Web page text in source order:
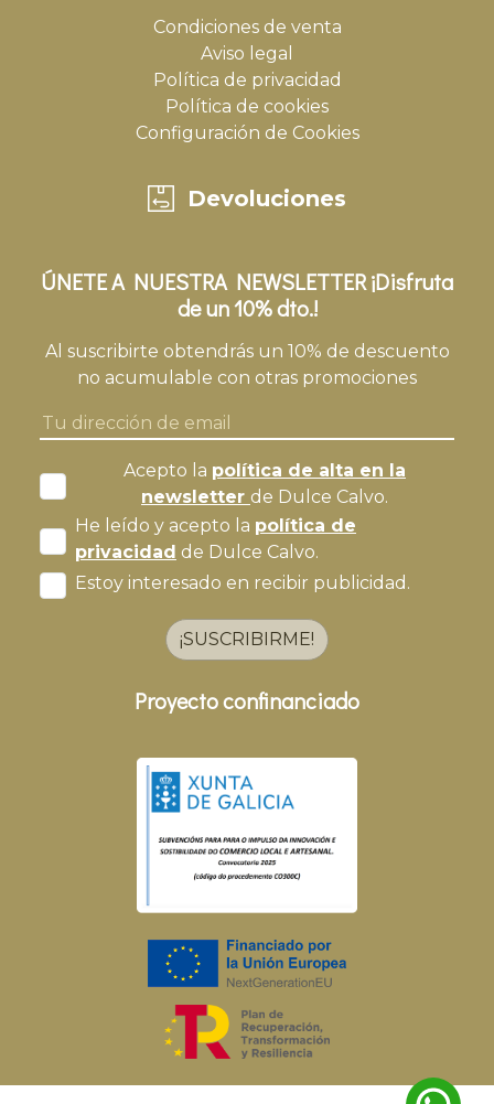
Condiciones de venta
Aviso legal
Política de privacidad
Política de cookies
Configuración de Cookies
Devoluciones
ÚNETE A NUESTRA NEWSLETTER ¡Disfruta
de un 10% dto.!
Al suscribirte obtendrás un 10% de descuento
no acumulable con otras promociones
Acepto la política de alta en la
newsletter de Dulce Calvo.
He leído y acepto la política de
privacidad de Dulce Calvo.
Estoy interesado en recibir publicidad.
¡SUSCRIBIRME!
Proyecto confinanciado